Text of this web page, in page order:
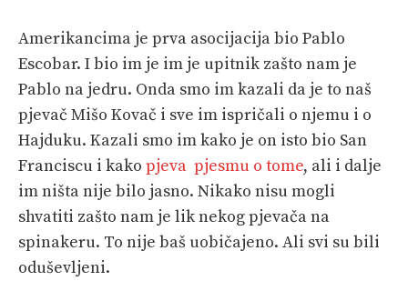
Amerikancima je prva asocijacija bio Pablo
Escobar. I bio im je im je upitnik zašto nam je
Pablo na jedru. Onda smo im kazali da je to naš
pjevač Mišo Kovač i sve im ispričali o njemu i o
Hajduku. Kazali smo im kako je on isto bio San
Franciscu i kako pjeva pjesmu o tome, ali i dalje
im ništa nije bilo jasno. Nikako nisu mogli
shvatiti zašto nam je lik nekog pjevača na
spinakeru. To nije baš uobičajeno. Ali svi su bili
oduševljeni.